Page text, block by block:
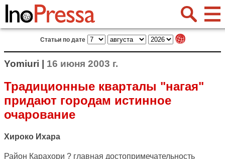
Статьи по дате
Yomiuri | 16 июня 2003 г.
Традиционные кварталы "нагая"
придают городам истинное
очарование
Хироко Ихара
Район Карахори ? главная достопримечательность